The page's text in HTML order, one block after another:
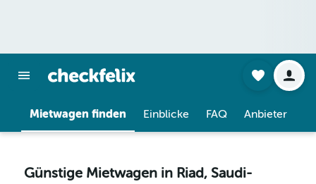
Mietwagen finden Einblicke FAQ Anbieter
Günstige Mietwagen in Riad, Saudi-